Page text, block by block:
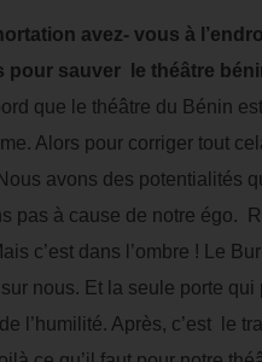
avez- vous à
pour sauver le théâtre
que le théâtre du Bénin
Alors pour corriger tout
avons des potentialités
pas à cause de notre égo.
c’est dans l’ombre ! Le
nous. Et la seule porte qui
l’humilité. Après, c’est le